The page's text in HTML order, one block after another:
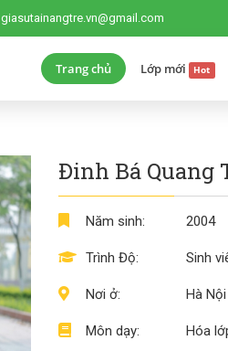
giasutainangtre.vn@gmail.com
Trang chủ Lớp mới Hot
Đinh Bá Quang
Năm sinh:
Trình Độ:
Nơi ở:
Môn dạy:
2004
Sinh
Hà Nội
Hóa